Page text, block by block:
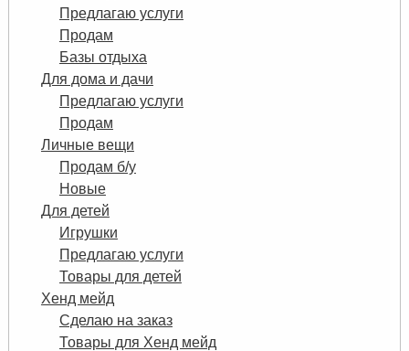
Предлагаю услуги
Продам
Базы отдыха
Для дома и дачи
Предлагаю услуги
Продам
Личные вещи
Продам б/у
Новые
Для детей
Игрушки
Предлагаю услуги
Товары для детей
Хенд мейд
Сделаю на заказ
Товары для Хенд мейд